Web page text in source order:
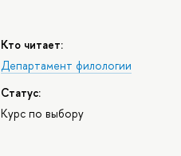
Кто читает:
Департамент филологии
Статус:
Курс по выбору